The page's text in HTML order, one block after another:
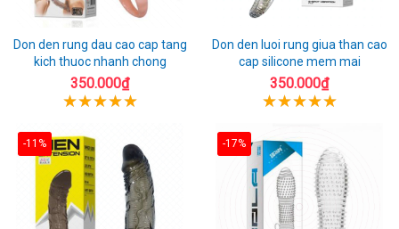
Don den rung dau cao cap tang
kich thuoc nhanh chong
350.000₫
Don den luoi rung giua than cao
cap silicone mem mai
350.000₫
-11% -17%